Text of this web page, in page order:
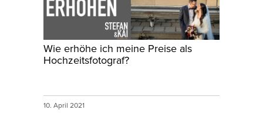
Wie erhöhe ich meine Preise als
Hochzeitsfotograf?
10. April 2021